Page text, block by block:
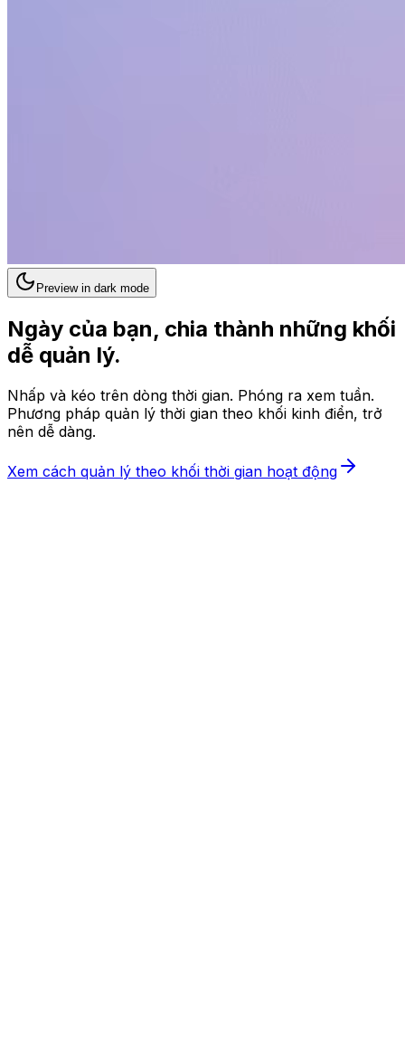
Preview in dark mode
Ngày của bạn, chia thành những khối
dễ quản lý.
Nhấp và kéo trên dòng thời gian. Phóng ra xem tuần.
Phương pháp quản lý thời gian theo khối kinh điển, trở
nên dễ dàng.
Xem cách quản lý theo khối thời gian hoạt động